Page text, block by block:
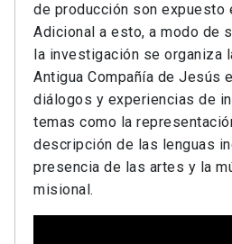
de producción son expuesto
Adicional a esto, a modo de
la investigación se organiza
Antigua Compañía de Jesús
diálogos y experiencias de
temas como la
descripción de las lenguas
presencia de las artes y la
misional.